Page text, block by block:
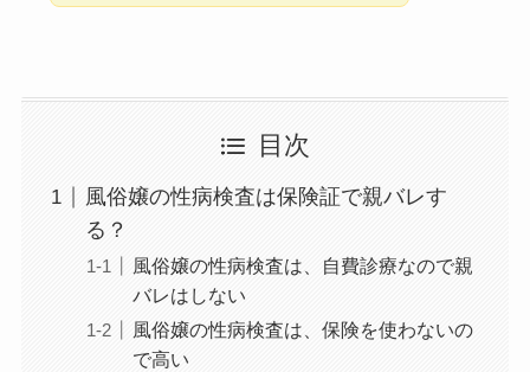
目次
風俗嬢の性病検査は保険証で親バレす
る？
風俗嬢の性病検査は、自費診療なので親
バレはしない
風俗嬢の性病検査は、保険を使わないの
で高い